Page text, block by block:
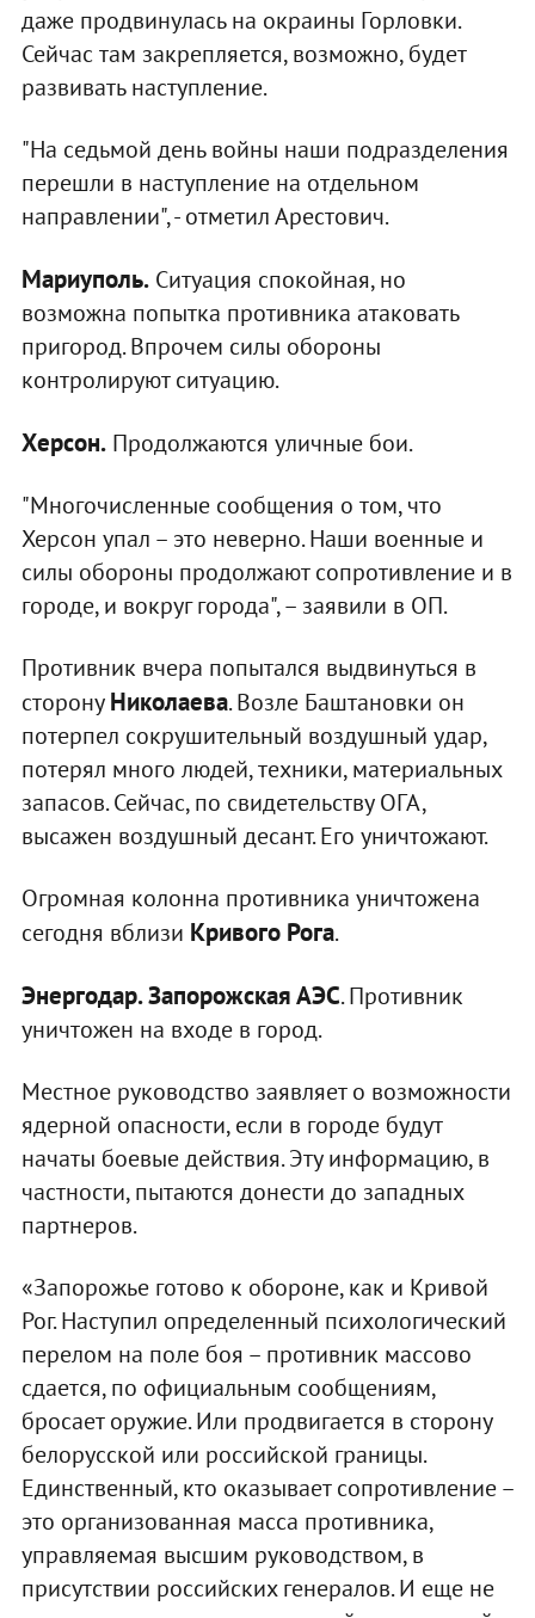
даже продвинулась на окраины Горловки.
Сейчас там закрепляется, возможно, будет
развивать наступление.
"На седьмой день войны наши подразделения
перешли в наступление на отдельном
направлении", - отметил Арестович.
Мариуполь.Ситуация спокойная, но
возможна попытка противника атаковать
пригород. Впрочем силы обороны
контролируют ситуацию.
Херсон.Продолжаются уличные бои.
"Многочисленные сообщения о том, что
Херсон упал – это неверно. Наши военные и
силы обороны продолжают сопротивление и в
городе, и вокруг города", – заявили в ОП.
Противник вчера попытался выдвинуться в
сторонуНиколаева. Возле Баштановки он
потерпел сокрушительный воздушный удар,
потерял много людей, техники, материальных
запасов. Сейчас, по свидетельству ОГА,
высажен воздушный десант. Его уничтожают.
Огромная колонна противника уничтожена
сегодня вблизи Кривого Рога.
Энергодар. Запорожская АЭС. Противник
уничтожен на входе в город.
Местное руководство заявляет о возможности
ядерной опасности, если в городе будут
начаты боевые действия. Эту информацию, в
частности, пытаются донести до западных
партнеров.
«Запорожье готово к обороне, как и Кривой
Рог. Наступил определенный психологический
перелом на поле боя – противник массово
сдается, по официальным сообщениям,
бросает оружие. Или продвигается в сторону
белорусской или российской границы.
Единственный, кто оказывает сопротивление –
это организованная масса противника,
управляемая высшим руководством, в
присутствии российских генералов. И еще не